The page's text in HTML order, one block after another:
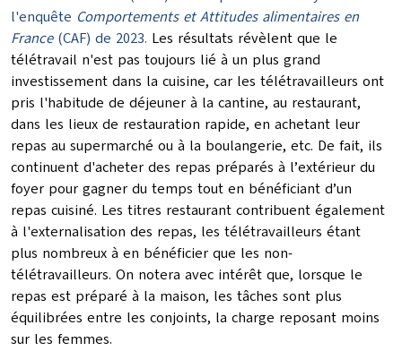
l'enquête Comportements et Attitudes alimentaires en
France(CAF) de 2023. Les résultats révèlent que le
télétravail n'est pas toujours lié à un plus grand
investissement dans la cuisine, car les télétravailleurs ont
pris l'habitude de déjeuner à la cantine, au restaurant,
dans les lieux de restauration rapide, en achetant leur
repas au supermarché ou à la boulangerie, etc. De fait, ils
continuent d'acheter des repas préparés à l’extérieur du
foyer pour gagner du temps tout en bénéficiant d’un
repas cuisiné. Les titres restaurant contribuent également
à l'externalisation des repas, les télétravailleurs étant
plus nombreux à en bénéficier que les non-
télétravailleurs. On notera avec intérêt que, lorsque le
repas est préparé à la maison, les tâches sont plus
équilibrées entre les conjoints, la charge reposant moins
sur les femmes.